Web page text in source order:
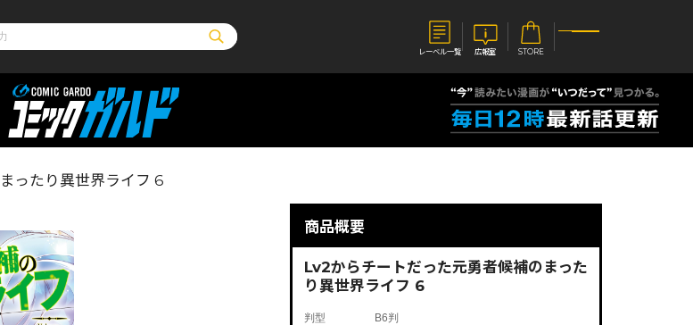
レーベル一覧 広報室 STORE
の他
クエッセイ
オーバーラップ広報室
採用情報
お問い合わせはこちら
オーバーラップノベルスf ロサージュノベルス コミックガルド
ったり異世界ライフ 6
商品概要
Lv2からチートだった元勇者候補のまった
り異世界ライフ 6
判型
B6判